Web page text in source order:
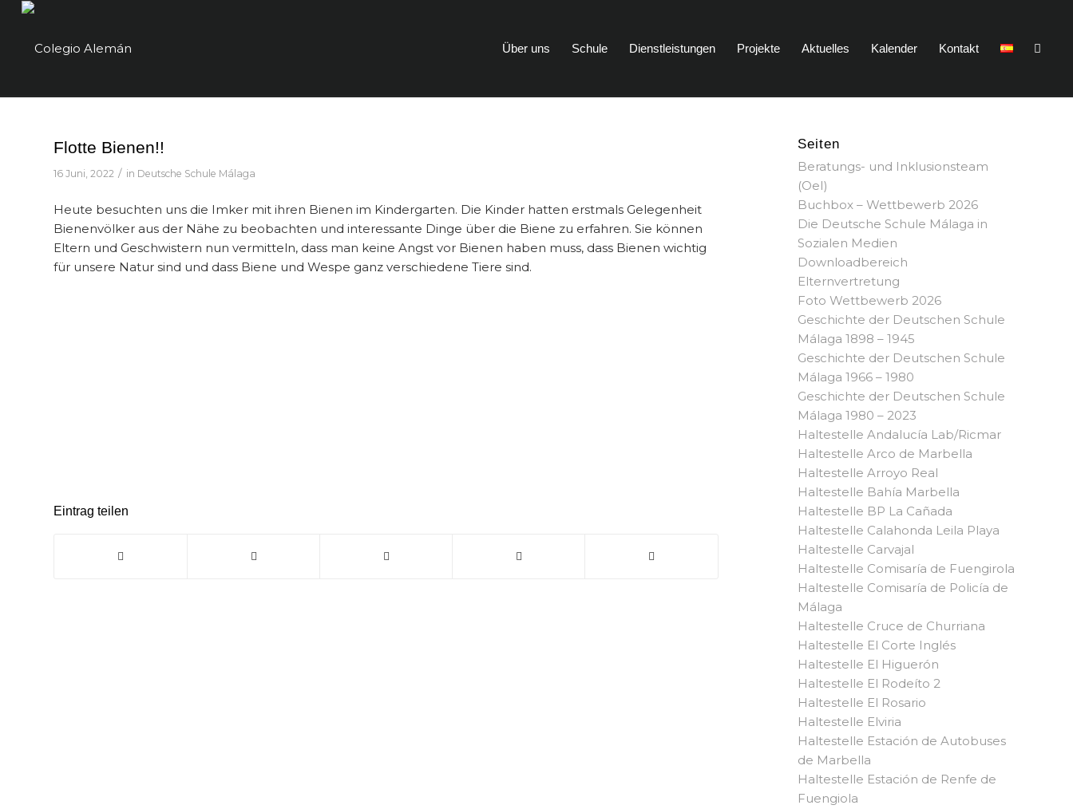
Über uns Schule Dienstleistungen Projekte Aktuelles Kalender Kontakt
Flotte Bienen!!
16 Juni, 2022 / in Deutsche Schule Málaga
Heute besuchten uns die Imker mit ihren Bienen im Kindergarten. Die Kinder hatten erstmals Gelegenheit
Bienenvölker aus der Nähe zu beobachten und interessante Dinge über die Biene zu erfahren. Sie können
Eltern und Geschwistern nun vermitteln, dass man keine Angst vor Bienen haben muss, dass Bienen wichtig
für unsere Natur sind und dass Biene und Wespe ganz verschiedene Tiere sind.
Eintrag teilen
Seiten
Beratungs- und Inklusionsteam
(OeI)
Buchbox – Wettbewerb 2026
Die Deutsche Schule Málaga in
Sozialen Medien
Downloadbereich
Elternvertretung
Foto Wettbewerb 2026
Geschichte der Deutschen Schule
Málaga 1898 – 1945
Geschichte der Deutschen Schule
Málaga 1966 – 1980
Geschichte der Deutschen Schule
Málaga 1980 – 2023
Haltestelle Andalucía Lab/Ricmar
Haltestelle Arco de Marbella
Haltestelle Arroyo Real
Haltestelle Bahía Marbella
Haltestelle BP La Cañada
Haltestelle Calahonda Leila Playa
Haltestelle Carvajal
Haltestelle Comisaría de Fuengirola
Haltestelle Comisaría de Policía de
Málaga
Haltestelle Cruce de Churriana
Haltestelle El Corte Inglés
Haltestelle El Higuerón
Haltestelle El Rodeíto 2
Haltestelle El Rosario
Haltestelle Elviria
Haltestelle Estación de Autobuses
de Marbella
Haltestelle Estación de Renfe de
Fuengiola